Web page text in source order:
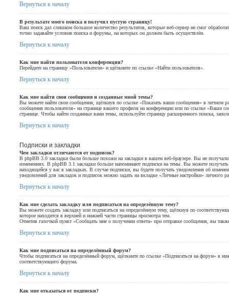
Вернуться к началу
В результате моего поиска я получил пустую страницу!
Ваш поиск дал слишком большое количество результатов, которые веб-сервер не смог
точно задавайте условия поиска и форумы, на которых он должен быть осуществлён.
Вернуться к началу
Как мне найти пользователя конференции?
Перейдите на страницу «Пользователи» и щёлкните по ссылке «Найти пользователя».
Вернуться к началу
Как мне найти свои сообщения и созданные мной темы?
Вы можете найти свои сообщения, щёлкнув по ссылке «Показать ваши сообщения» в личном
сообщения пользователя» на странице вашего профиля на конференции или по ссылке «Ваши
странице. Чтобы найти созданные вами темы, используйте страницу расширенного поиска,
Вернуться к началу
Подписки и закладки
Чем закладки отличаются от подписок?
В phpBB 3.0 закладки были больше похожи на закладки в вашем веб-браузере. Вы не
изменениях. В phpBB 3.1 закладки больше напоминают подписки на темы. Вы можете
находящейся у вас в закладках. В случае подписки, вы будете получать уведомления об
уведомлений для закладок и подписок можно задать на вкладке «Личные настройки» личного
Вернуться к началу
Как мне сделать закладку или подписаться на определённую тему?
Вы можете создать закладку или подписаться на определённую тему, щёлкнув по
которое находится в верхней и нижней части страницы просмотра тем.
Отметив галочкой пункт «Сообщать мне о получении ответа» при отправке сообщения, вы
Вернуться к началу
Как мне подписаться на определённый форум?
Чтобы подписаться на определённый форум, щёлкните по ссылке «Подписаться на форум» в
соответствующего форума.
Вернуться к началу
Как мне отказаться от подписки?